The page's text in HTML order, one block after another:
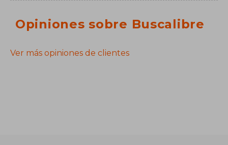
Opiniones sobre Buscalibre
Ver más opiniones de clientes